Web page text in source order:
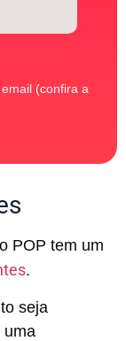
(confira a
POP tem um
.
seja
uma